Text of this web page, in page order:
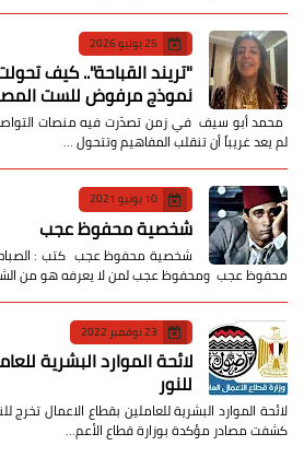
25 يوليو 2026
​"تريند القباحة".. كيف
نموذج مرفوض للست
محمد أبو سيف ​في زمن تصدّرت فيه منصات
لم يعد غريباً أن تنقلب المفاهيم وتتحول …
10 يونيو 2021
شخصية محفوظ عجب
شخصية محفوظ عجب كتب :
محفوظ عجب ومحفوظ عجب لمن لا يعرفه هو من
23 نوفمبر 2022
لائحة الموارد البشرية
للنور
لائحة الموارد البشرية للعاملين بقطاع الاعمال
كشفت مصادر مؤكدة بوزارة قطاع الأعم…